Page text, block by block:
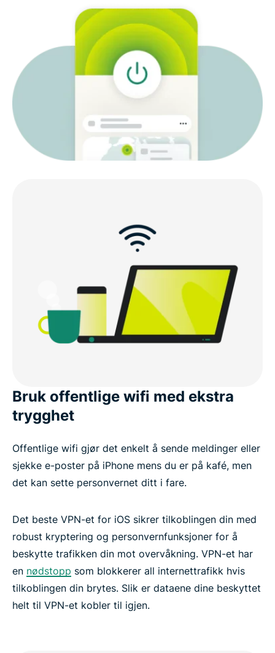
Dette bør du se etter i et VPN for iOS
ExpressVPN-funksjoner for iOS
Kompatibelt med alle iOS-enhetene dine
Hvorfor velge ExpressVPN for iOS?
Dette sier folk om ExpressVPN
Prøv ExpressVPN risikofritt på iPhone og iPad
Bruk offentlige wifi med ekstra
trygghet
Offentlige wifi gjør det enkelt å sende meldinger eller
sjekke e-poster på iPhone mens du er på kafé, men
det kan sette personvernet ditt i fare.
Det beste VPN-et for iOS sikrer tilkoblingen din med
robust kryptering og personvernfunksjoner for å
beskytte trafikken din mot overvåkning. VPN-et har
en nødstopp som blokkerer all internettrafikk hvis
tilkoblingen din brytes. Slik er dataene dine beskyttet
helt til VPN-et kobler til igjen.